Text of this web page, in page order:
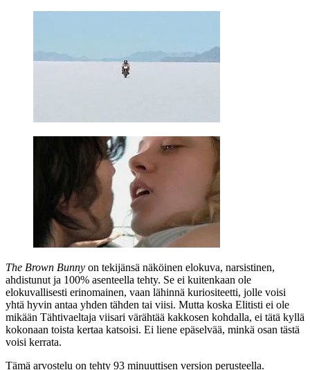
The Brown Bunny on tekijänsä näköinen elokuva, narsistinen,
ahdistunut ja 100% asenteella tehty. Se ei kuitenkaan ole
elokuvallisesti erinomainen, vaan lähinnä kuriositeetti, jolle voisi
yhtä hyvin antaa yhden tähden tai viisi. Mutta koska Elitisti ei ole
mikään Tähtivaeltaja viisari värähtää kakkosen kohdalla, ei tätä kyllä
kokonaan toista kertaa katsoisi. Ei liene epäselvää, minkä osan tästä
voisi kerrata.
Tämä arvostelu on tehty 93 minuuttisen version perusteella.